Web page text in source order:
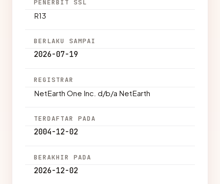
PENERBIT SSL
R13
BERLAKU SAMPAI
2026-07-19
REGISTRAR
NetEarth One Inc. d/b/a NetEarth
TERDAFTAR PADA
2004-12-02
BERAKHIR PADA
2026-12-02